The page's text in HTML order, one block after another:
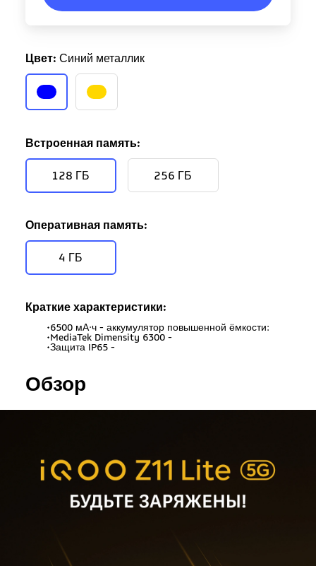
Цвет: Синий металлик
Встроенная память:
128 ГБ 256 ГБ
Оперативная память:
4 ГБ
Краткие характеристики:
•6500 мА·ч - аккумулятор повышенной ёмкости:
•MediaTek Dimensity 6300 -
•Защита IP65 -
Обзор